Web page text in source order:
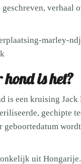
verhaal
is het?
is een kruising Jack
gechipte
geboortedatum
uit